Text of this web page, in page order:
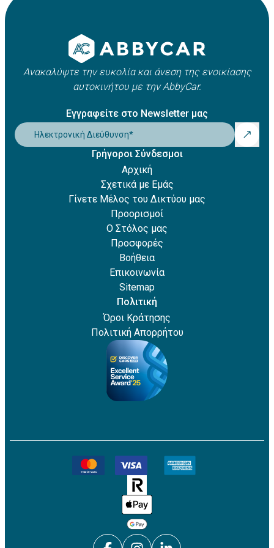
Ανακαλύψτε την ευκολία και άνεση της ενοικίασης
αυτοκινήτου με την AbbyCar.
Εγγραφείτε στο Newsletter μας
Ηλεκτρονική Διεύθυνση*
Γρήγοροι Σύνδεσμοι
Αρχική
Σχετικά με Εμάς
Γίνετε Μέλος του Δικτύου μας
Προορισμοί
Ο Στόλος μας
Προσφορές
Βοήθεια
Επικοινωνία
Sitemap
Πολιτική
Όροι Κράτησης
Πολιτική Απορρήτου